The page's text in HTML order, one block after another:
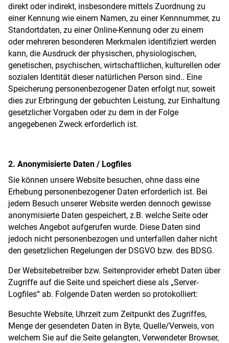
direkt oder indirekt, insbesondere mittels Zuordnung zu
einer Kennung wie einem Namen, zu einer Kennnummer, zu
Standortdaten, zu einer Online-Kennung oder zu einem
oder mehreren besonderen Merkmalen identifiziert werden
kann, die Ausdruck der physischen, physiologischen,
genetischen, psychischen, wirtschaftlichen, kulturellen oder
sozialen Identität dieser natürlichen Person sind.. Eine
Speicherung personenbezogener Daten erfolgt nur, soweit
dies zur Erbringung der gebuchten Leistung, zur Einhaltung
gesetzlicher Vorgaben oder zu dem in der Folge
angegebenen Zweck erforderlich ist.
2. Anonymisierte Daten / Logfiles
Sie können unsere Website besuchen, ohne dass eine
Erhebung personenbezogener Daten erforderlich ist. Bei
jedem Besuch unserer Website werden dennoch gewisse
anonymisierte Daten gespeichert, z.B. welche Seite oder
welches Angebot aufgerufen wurde. Diese Daten sind
jedoch nicht personenbezogen und unterfallen daher nicht
den gesetzlichen Regelungen der DSGVO bzw. des BDSG.
Der Websitebetreiber bzw. Seitenprovider erhebt Daten über
Zugriffe auf die Seite und speichert diese als „Server-
Logfiles“ ab. Folgende Daten werden so protokolliert:
Besuchte Website, Uhrzeit zum Zeitpunkt des Zugriffes,
Menge der gesendeten Daten in Byte, Quelle/Verweis, von
welchem Sie auf die Seite gelangten, Verwendeter Browser,